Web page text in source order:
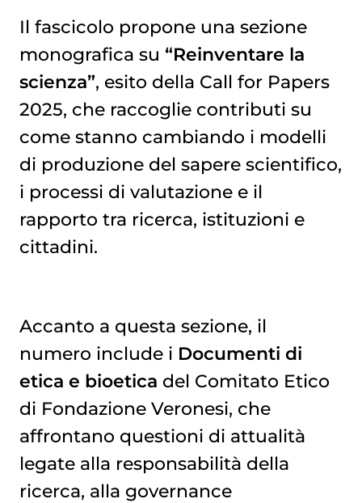
Il fascicolo propone una sezione
monografica su “Reinventare la
scienza”, esito della Call for Papers
2025, che raccoglie contributi su
come stanno cambiando i modelli
di produzione del sapere scientifico,
i processi di valutazione e il
rapporto tra ricerca, istituzioni e
cittadini.
Accanto a questa sezione, il
numero include i Documenti di
etica e bioetica del Comitato Etico
di Fondazione Veronesi, che
affrontano questioni di attualità
legate alla responsabilità della
ricerca, alla governance